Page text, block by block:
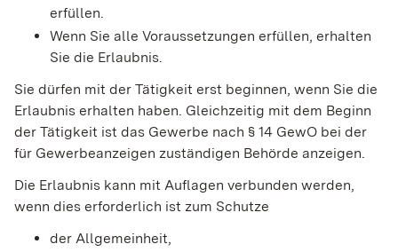
erfüllen.
Wenn Sie alle Voraussetzungen erfüllen, erhalten
Sie die Erlaubnis.
Sie dürfen mit der Tätigkeit erst beginnen, wenn Sie die
Erlaubnis erhalten haben. Gleichzeitig mit dem Beginn
der Tätigkeit ist das Gewerbe nach § 14 GewO bei der
für Gewerbeanzeigen zuständigen Behörde anzeigen.
Die Erlaubnis kann mit Auflagen verbunden werden,
wenn dies erforderlich ist zum Schutze
der Allgemeinheit,